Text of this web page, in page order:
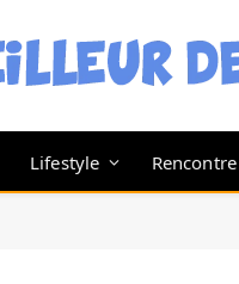
Lifestyle Rencontre